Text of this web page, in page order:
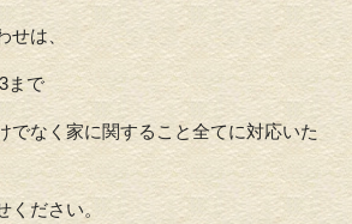
せは、
まで
でなく家に関すること全てに対応いた
ください。